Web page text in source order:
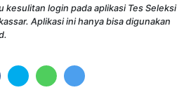
kesulitan login pada aplikasi Tes Seleksi
Aplikasi ini hanya bisa digunakan